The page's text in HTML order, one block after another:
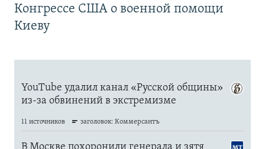
Конгрессе США о военной помощи
Киеву